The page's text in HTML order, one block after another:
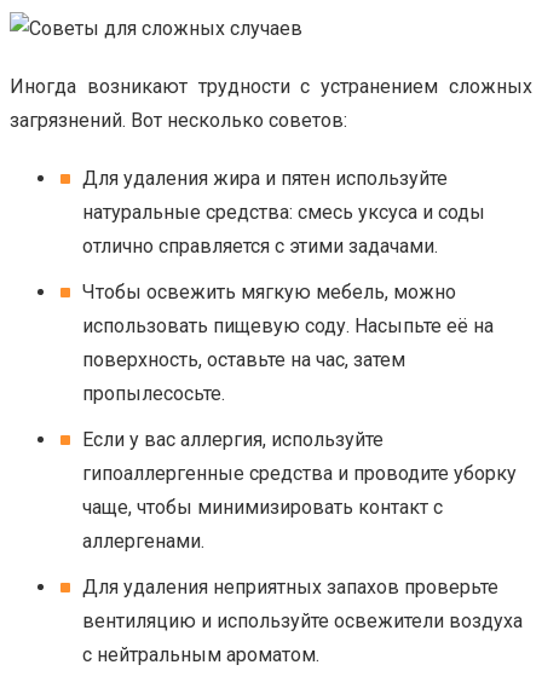
Иногда возникают трудности с устранением сложных
загрязнений. Вот несколько советов:
Для удаления жира и пятен используйте
натуральные средства: смесь уксуса и соды
отлично справляется с этими задачами.
Чтобы освежить мягкую мебель, можно
использовать пищевую соду. Насыпьте её на
поверхность, оставьте на час, затем
пропылесосьте.
Если у вас аллергия, используйте
гипоаллергенные средства и проводите уборку
чаще, чтобы минимизировать контакт с
аллергенами.
Для удаления неприятных запахов проверьте
вентиляцию и используйте освежители воздуха
с нейтральным ароматом.